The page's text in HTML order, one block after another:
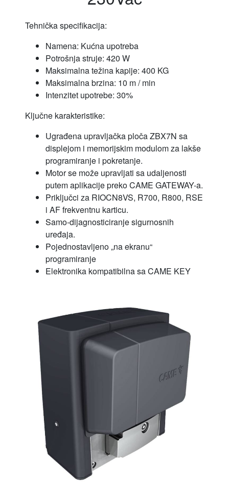
Tehnička specifikacija:
Namena: Kućna upotreba
Potrošnja struje: 420 W
Maksimalna težina kapije: 400 KG
Maksimalna brzina: 10 m / min
Intenzitet upotrebe: 30%
Ključne karakteristike:
Ugrađena upravljačka ploča ZBX7N sa
displejom i memorijskim modulom za lakše
programiranje i pokretanje.
Motor se može upravljati sa udaljenosti
putem aplikacije preko CAME GATEWAY-a.
Priključci za RIOCN8VS, R700, R800, RSE
i AF frekventnu karticu.
Samo-dijagnosticiranje sigurnosnih
uređaja.
Pojednostavljeno „na ekranu“
programiranje
Elektronika kompatibilna sa CAME KEY